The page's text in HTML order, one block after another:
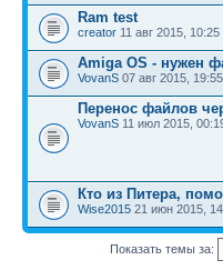
Ram test
creator 11 авг 2015, 10:25
Amiga OS - нужен
VovanS 07 авг 2015, 19:55
Перенос файлов
VovanS 11 июл 2015,
Кто из Питера,
Wise2015 21 июн 2015,
Показать темы за: